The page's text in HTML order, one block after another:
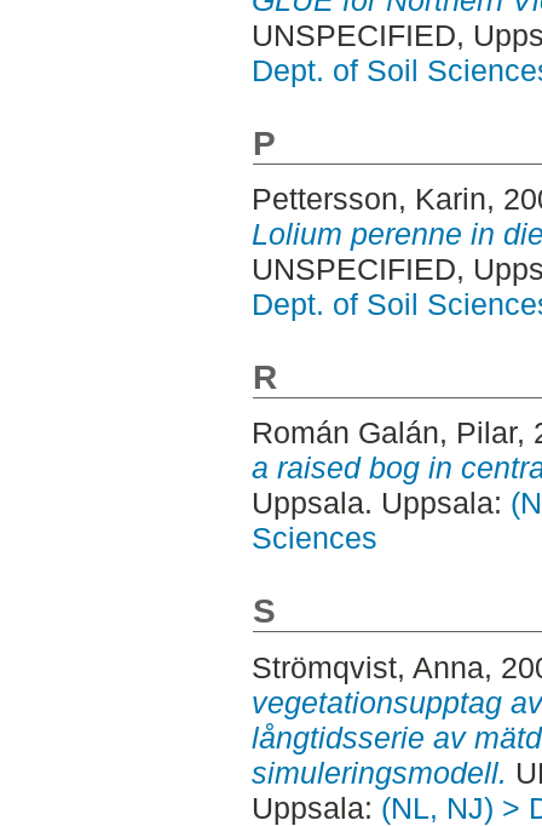
UNSPECIFIED,
Dept. of Soil
P
Pettersson, Karin,
Lolium perenne in
UNSPECIFIED,
Dept. of Soil
R
Román Galán, Pilar,
a raised bog in
Uppsala. Uppsala:
Sciences
S
Strömqvist, Anna,
vegetationsupptag
långtidsserie av
simuleringsmodell.
Uppsala: (NL, NJ) >